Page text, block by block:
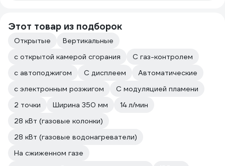
Этот товар из подборок
Открытые
Вертикальные
с открытой камерой сгорания
С газ-контролем
с автоподжигом
С дисплеем
Автоматические
с электронным розжигом
С модуляцией пламени
2 точки
Ширина 350 мм
14 л/мин
28 кВт (газовые колонки)
28 кВт (газовые водонагреватели)
На сжиженном газе